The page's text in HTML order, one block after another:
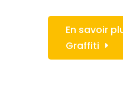
En savoir
Graffiti